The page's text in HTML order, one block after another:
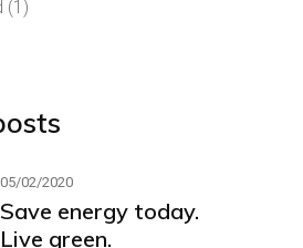
(1)
05/02/2020
Save energy today.
Live green.